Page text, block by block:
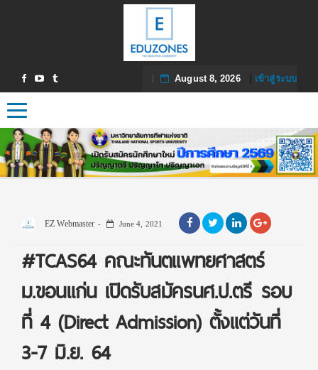
August 8, 2026| เข้าสู่ระบบ
Toggle navigation
EZ Webmaster June 4, 2021
#TCAS64 คณะทันตแพทยศาสตร์
ม.ขอนแก่น เปิดรับสมัครนศ.ป.ตรี รอบ
ที่ 4 (Direct Admission) ตั้งแต่วันที่
3-7 มิ.ย. 64